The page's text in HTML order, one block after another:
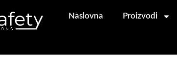
Naslovna Proizvodi